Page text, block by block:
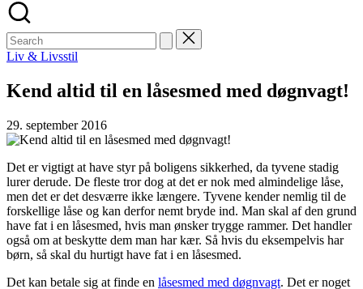
Search
for:
Posted
Liv & Livsstil
Kend altid til en låsesmed med døgnvagt!
29. september 2016
Det er vigtigt at have styr på boligens sikkerhed, da tyvene stadig
lurer derude. De fleste tror dog at det er nok med almindelige låse,
men det er det desværre ikke længere. Tyvene kender nemlig til de
forskellige låse og kan derfor nemt bryde ind. Man skal af den grund
have fat i en låsesmed, hvis man ønsker trygge rammer. Det handler
også om at beskytte dem man har kær. Så hvis du eksempelvis har
børn, så skal du hurtigt have fat i en låsesmed.
Det kan betale sig at finde en låsesmed med døgnvagt. Det er noget